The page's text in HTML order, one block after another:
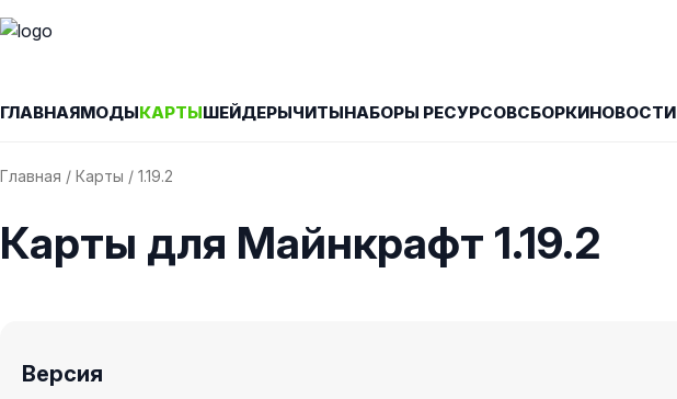
ГЛАВНАЯМОДЫКАРТЫШЕЙДЕРЫЧИТЫНАБОРЫ РЕСУРСОВСБОРКИНОВОСТИ
Главная / Карты / 1.19.2
Карты для Майнкрафт 1.19.2
Версия